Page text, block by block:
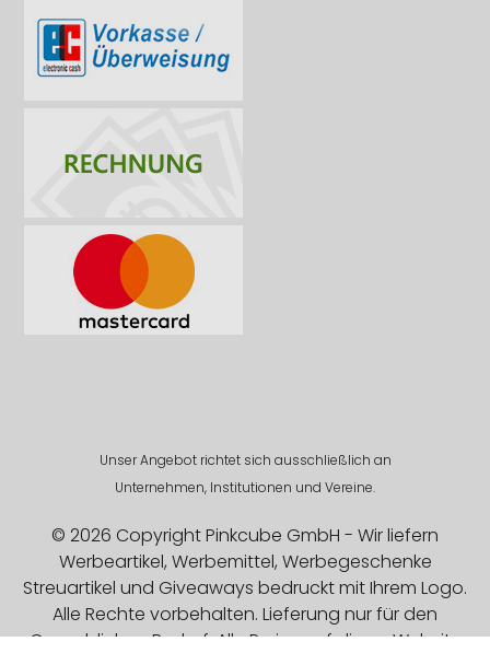
Unser Angebot richtet sich ausschließlich an
Unternehmen, Institutionen und Vereine.
© 2026 Copyright Pinkcube GmbH - Wir liefern
Werbeartikel, Werbemittel, Werbegeschenke
Streuartikel und Giveaways bedruckt mit Ihrem Logo.
Alle Rechte vorbehalten. Lieferung nur für den
Gewerblichen Bedarf. Alle Preise auf dieser Website